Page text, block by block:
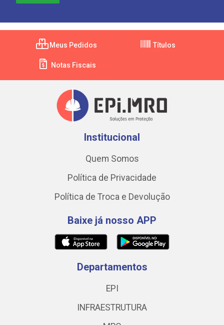
Meus Pedidos Títulos
Notas Fiscais
Institucional
Quem Somos
Política de Privacidade
Política de Troca e Devolução
Baixe já nosso APP
Departamentos
EPI
INFRAESTRUTURA